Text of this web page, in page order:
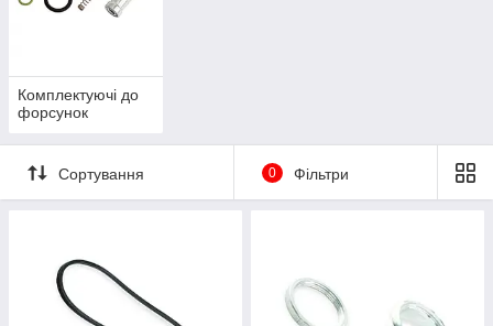
Комплектуючі до
форсунок
Сортування 0 Фільтри